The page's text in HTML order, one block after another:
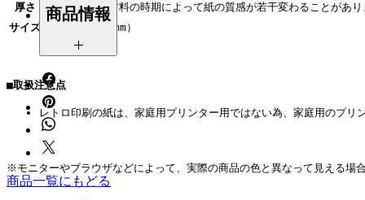
厚さ
85g/㎡ ※原材料の時期によって紙の質感が若干変わることがあり
サイズ
A3（297×420mm）
■取扱注意点
レトロ印刷の紙は、家庭用プリンター用ではない為、家庭用のプ
※モニターやブラウザなどによって、実際の商品の色と異なって見える場
商品情報
SURIMACCAインク 〇
もこもこ・モケモケ △
箔・フロック △
ツヤプリ △
プラスチゾルインク ✕
※熱を加える加工は紙が反りやすく
なります。
商品一覧にもどる